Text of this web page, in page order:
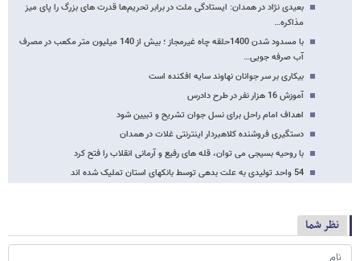
بعیدی نژاد در همدان: ایستادگی ملت در برابر تحریم‌ها قدرت های بزرگ را پای میز
مذاکره…
با مسدود شدن 1400حلقه چاه غیرمجاز ؛ بیش از 140 میلیون متر مکعب در مصرف
آب صرفه جویی…
بیکاری بر سر جوانان نهاوند سایه افکنده است
آموزش 16 هزار نفر در طرح دادرس
اهداف امام راحل برای نسل جوان تشریح و تبیین شود
دستگیری فروشنده کلاهبردار اینترنتی غلات در همدان
با روحیه بسیجی می توان، قله های رفیع و آرمانی انقلاب را فتح کرد
54 واحد تولیدی به علت بدهی توسط بانکهای استان تملیک شده اند
نظر شما